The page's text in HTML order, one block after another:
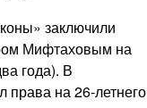
заключили
Мифтаховым на
года). В
на 26-летнего